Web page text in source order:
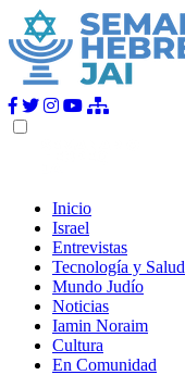
Inicio
Israel
Entrevistas
Tecnología y Salud
Mundo Judío
Noticias
Iamin Noraim
Cultura
En Comunidad